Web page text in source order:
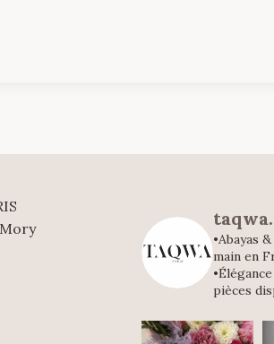
•Abayas
main en
pièces